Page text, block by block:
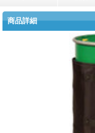
商品詳細